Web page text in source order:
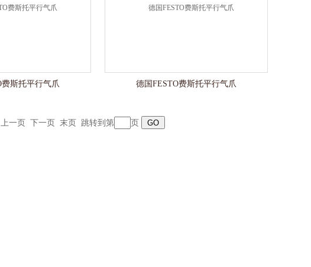
费斯托平行气爪 德国FESTO费斯托平行气爪
上一页 下一页 末页 跳转到第 页